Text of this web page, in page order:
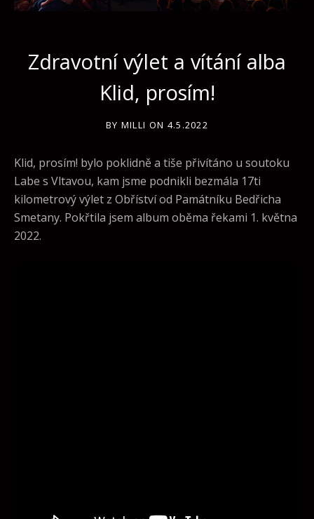
Zdravotní výlet a vítání alba
Klid, prosím!
BY MILLI ON 4.5.2022
Klid, prosím! bylo poklidně a tiše přivítáno u soutoku
Labe s Vltavou, kam jsme podnikli bezmála 17ti
kilometrový výlet z Obříství od Památníku Bedřicha
Smetany. Pokřtila jsem album oběma řekami 1. května
2022.